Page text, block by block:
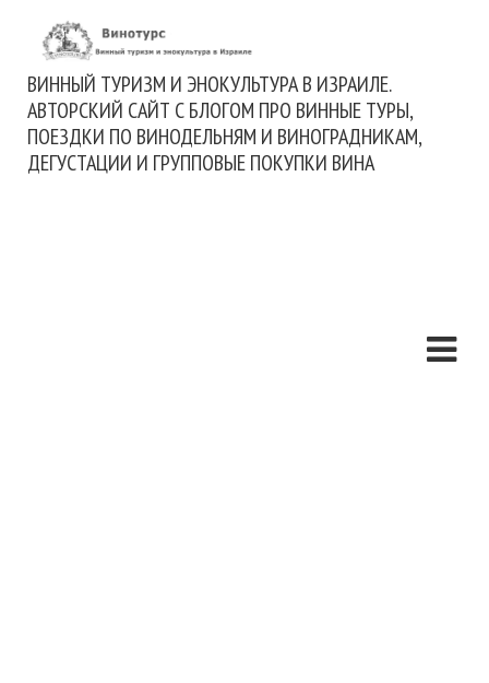
ВИННЫЙ ТУРИЗМ И ЭНОКУЛЬТУРА В ИЗРАИЛЕ.
АВТОРСКИЙ САЙТ С БЛОГОМ ПРО ВИННЫЕ ТУРЫ,
ПОЕЗДКИ ПО ВИНОДЕЛЬНЯМ И ВИНОГРАДНИКАМ,
ДЕГУСТАЦИИ И ГРУППОВЫЕ ПОКУПКИ ВИНА